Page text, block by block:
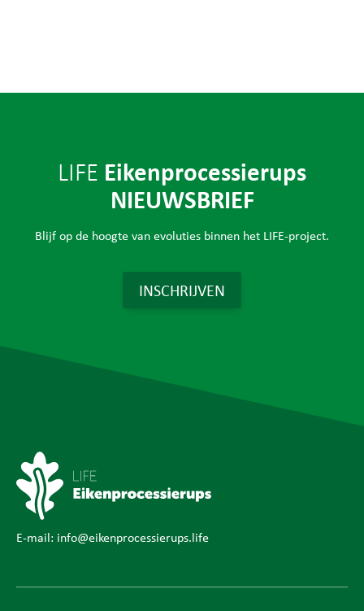
LIFE Eikenprocessierups
NIEUWSBRIEF
Blijf op de hoogte van evoluties binnen het LIFE-project.
INSCHRIJVEN
E-mail: info@eikenprocessierups.life